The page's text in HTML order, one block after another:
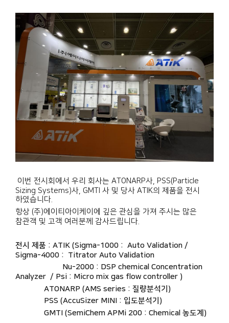
이번 전시 회에서 우리 회사는 ATONARP사, PSS(Particle
Sizing Systems)사, GMTI 사 및 당사 ATIK의 제품을 전시
하였습니다.
항상 (주)에이티아이케이에 깊은 관심을 가져 주시는 많은
참관객 및 고객 여러분께 감사드립니다.
전시 제품 : ATIK (Sigma-1000 : Auto Validation /
Sigma-4000 : Titrator Auto Validation
Nu-2000 : DSP chemical Concentration
Analyzer / Psi : Micro mix gas flow controller )
ATONARP (AMS series : 질량분석기)
PSS (AccuSizer MINI : 입도분석기)
GMTI (SemiChem APMi 200 : Chemical 농도계)